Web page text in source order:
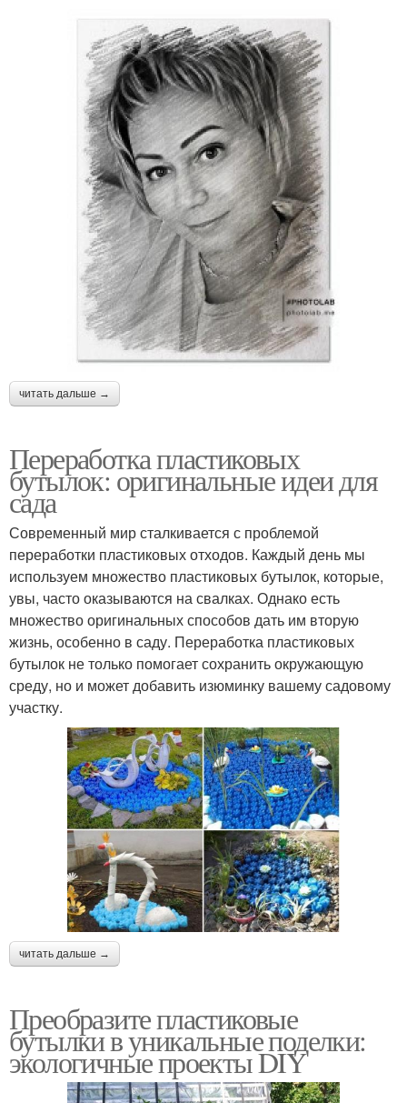
читать дальше →
Переработка пластиковых
бутылок: оригинальные идеи для
сада
Современный мир сталкивается с проблемой
переработки пластиковых отходов. Каждый день мы
используем множество пластиковых бутылок, которые,
увы, часто оказываются на свалках. Однако есть
множество оригинальных способов дать им вторую
жизнь, особенно в саду. Переработка пластиковых
бутылок не только помогает сохранить окружающую
среду, но и может добавить изюминку вашему садовому
участку.
читать дальше →
Преобразите пластиковые
бутылки в уникальные поделки:
экологичные проекты DIY